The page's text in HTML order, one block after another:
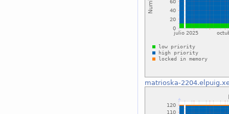
matrioska-